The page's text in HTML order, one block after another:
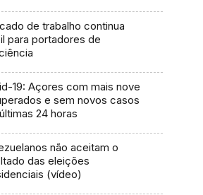
de trabalho continua
para portadores de
19: Açores com mais nove
e sem novos casos
24 horas
não aceitam o
das eleições
(vídeo)